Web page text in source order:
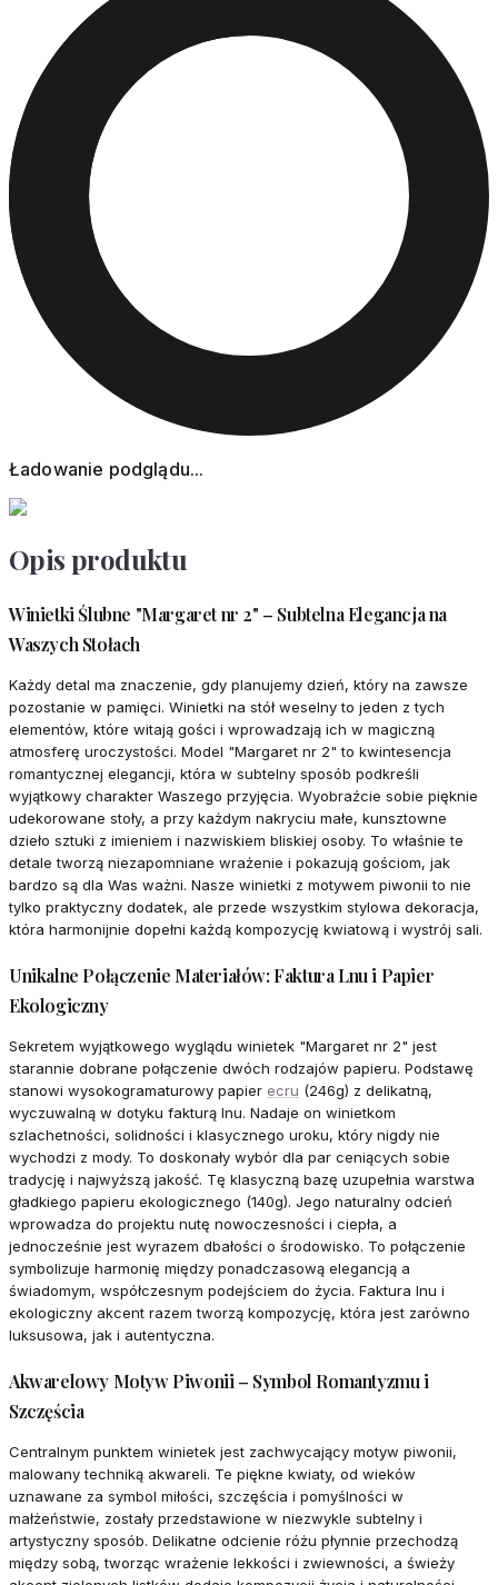
Ładowanie podglądu...
Opis produktu
Winietki Ślubne "Margaret nr 2" – Subtelna Elegancja na
Waszych Stołach
Każdy detal ma znaczenie, gdy planujemy dzień, który na zawsze
pozostanie w pamięci. Winietki na stół weselny to jeden z tych
elementów, które witają gości i wprowadzają ich w magiczną
atmosferę uroczystości. Model "Margaret nr 2" to kwintesencja
romantycznej elegancji, która w subtelny sposób podkreśli
wyjątkowy charakter Waszego przyjęcia. Wyobraźcie sobie pięknie
udekorowane stoły, a przy każdym nakryciu małe, kunsztowne
dzieło sztuki z imieniem i nazwiskiem bliskiej osoby. To właśnie te
detale tworzą niezapomniane wrażenie i pokazują gościom, jak
bardzo są dla Was ważni. Nasze winietki z motywem piwonii to nie
tylko praktyczny dodatek, ale przede wszystkim stylowa dekoracja,
która harmonijnie dopełni każdą kompozycję kwiatową i wystrój sali.
Unikalne Połączenie Materiałów: Faktura Lnu i Papier
Ekologiczny
Sekretem wyjątkowego wyglądu winietek "Margaret nr 2" jest
starannie dobrane połączenie dwóch rodzajów papieru. Podstawę
stanowi wysokogramaturowy papier ecru (246g) z delikatną,
wyczuwalną w dotyku fakturą lnu. Nadaje on winietkom
szlachetności, solidności i klasycznego uroku, który nigdy nie
wychodzi z mody. To doskonały wybór dla par ceniących sobie
tradycję i najwyższą jakość. Tę klasyczną bazę uzupełnia warstwa
gładkiego papieru ekologicznego (140g). Jego naturalny odcień
wprowadza do projektu nutę nowoczesności i ciepła, a
jednocześnie jest wyrazem dbałości o środowisko. To połączenie
symbolizuje harmonię między ponadczasową elegancją a
świadomym, współczesnym podejściem do życia. Faktura lnu i
ekologiczny akcent razem tworzą kompozycję, która jest zarówno
luksusowa, jak i autentyczna.
Akwarelowy Motyw Piwonii – Symbol Romantyzmu i
Szczęścia
Centralnym punktem winietek jest zachwycający motyw piwonii,
malowany techniką akwareli. Te piękne kwiaty, od wieków
uznawane za symbol miłości, szczęścia i pomyślności w
małżeństwie, zostały przedstawione w niezwykle subtelny i
artystyczny sposób. Delikatne odcienie różu płynnie przechodzą
między sobą, tworząc wrażenie lekkości i zwiewności, a świeży